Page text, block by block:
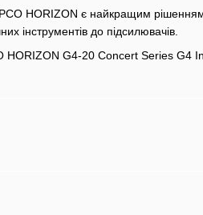
HORIZON є найкращим
інструментів до підсилювачів.
HORIZON G4-20 Concert Series G4